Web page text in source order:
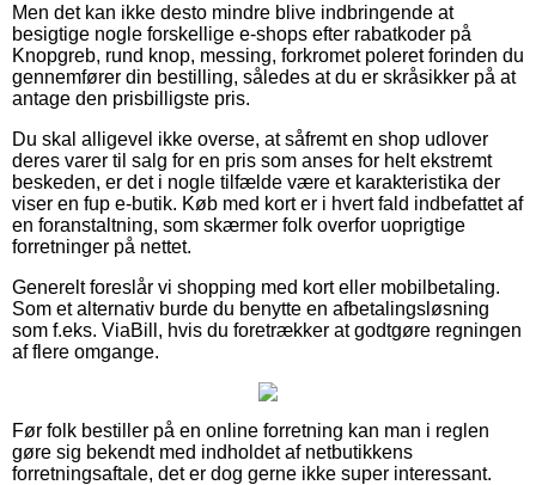
Men det kan ikke desto mindre blive indbringende at
besigtige nogle forskellige e-shops efter rabatkoder på
Knopgreb, rund knop, messing, forkromet poleret forinden du
gennemfører din bestilling, således at du er skråsikker på at
antage den prisbilligste pris.
Du skal alligevel ikke overse, at såfremt en shop udlover
deres varer til salg for en pris som anses for helt ekstremt
beskeden, er det i nogle tilfælde være et karakteristika der
viser en fup e-butik. Køb med kort er i hvert fald indbefattet af
en foranstaltning, som skærmer folk overfor uoprigtige
forretninger på nettet.
Generelt foreslår vi shopping med kort eller mobilbetaling.
Som et alternativ burde du benytte en afbetalingsløsning
som f.eks. ViaBill, hvis du foretrækker at godtgøre regningen
af flere omgange.
Før folk bestiller på en online forretning kan man i reglen
gøre sig bekendt med indholdet af netbutikkens
forretningsaftale, det er dog gerne ikke super interessant.